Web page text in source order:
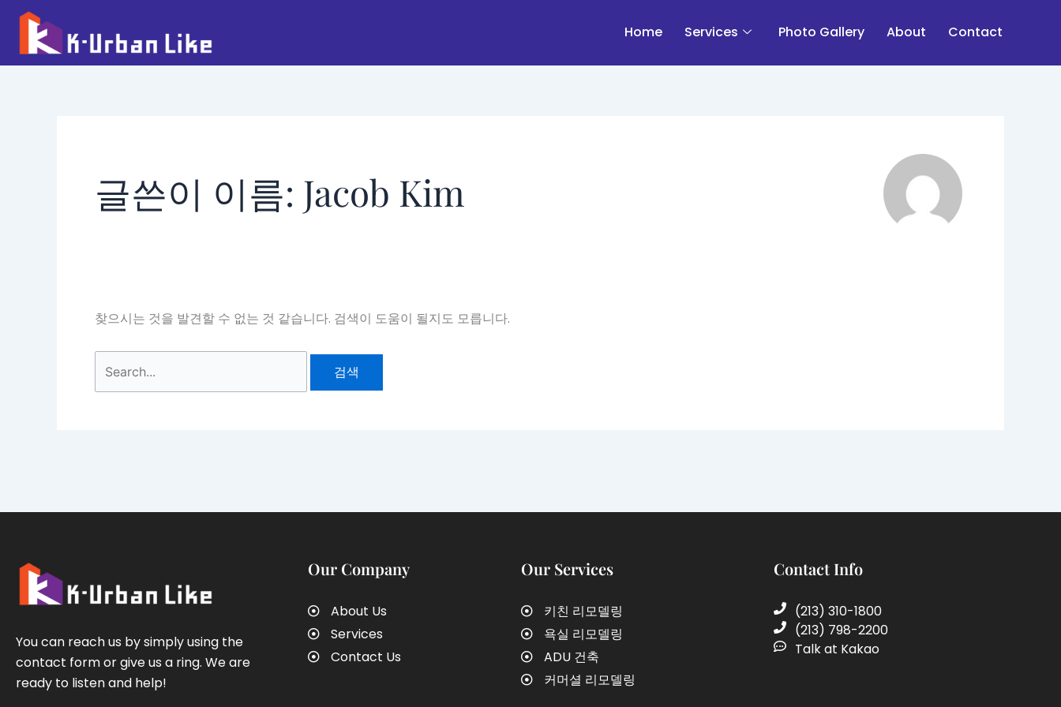
로
Home Services Photo Gallery About Contact
글쓴이 이름: Jacob Kim
찾으시는 것을 발견할 수 없는 것 같습니다. 검색이 도움이 될지도 모릅니다.
색
대
상
You can reach us by simply using the
contact form or give us a ring. We are
ready to listen and help!
Our Company
About Us
Services
Contact Us
Our Services
키친 리모델링
욕실 리모델링
ADU 건축
커머셜 리모델링
Contact Info
(213) 310-1800
(213) 798-2200
Talk at Kakao